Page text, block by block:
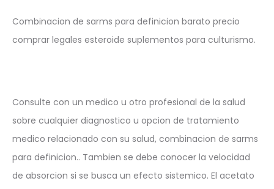
Combinacion de sarms para definicion barato precio
comprar legales esteroide suplementos para culturismo.
Consulte con un medico u otro profesional de la salud
sobre cualquier diagnostico u opcion de tratamiento
medico relacionado con su salud, combinacion de sarms
para definicion.. Tambien se debe conocer la velocidad
de absorcion si se busca un efecto sistemico. El acetato